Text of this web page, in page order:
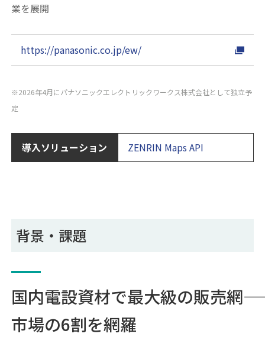
業を展開
https://panasonic.co.jp/ew/
※2026年4月にパナソニックエレクトリックワークス株式会社として独立予
定
導入ソリューション ZENRIN Maps API
背景・課題
国内電設資材で最大級の販売網――
市場の6割を網羅